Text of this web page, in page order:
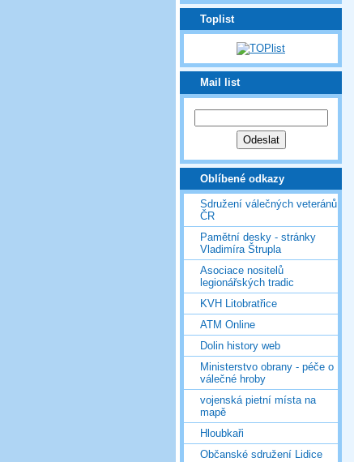
Toplist
Mail list
Oblíbené odkazy
Sdružení válečných veteránů
ČR
Pamětní desky - stránky
Vladimíra Štrupla
Asociace nositelů
legionářských tradic
KVH Litobratřice
ATM Online
Dolin history web
Ministerstvo obrany - péče o
válečné hroby
vojenská pietní místa na
mapě
Hloubkaři
Občanské sdružení Lidice